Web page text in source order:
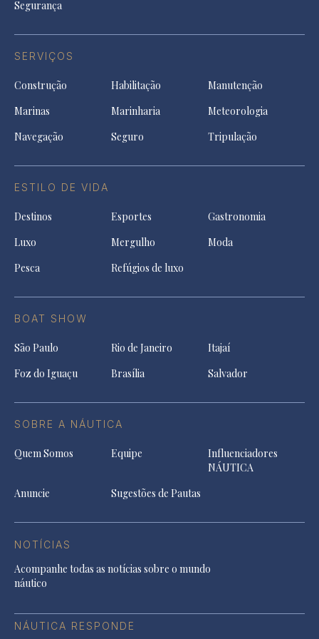
Segurança
SERVIÇOS
Construção Habilitação
Manutenção
Marinas
Marinharia
Meteorologia
Navegação
Seguro Tripulação
ESTILO DE VIDA
Destinos Esportes
Gastronomia
Luxo
Mergulho
Moda
Pesca
Refúgios de luxo
BOAT SHOW
São Paulo Rio de Janeiro
Itajaí
Foz do Iguaçu
Brasília Salvador
SOBRE A NÁUTICA
Quem Somos Equipe
Influenciadores
NÁUTICA
Anuncie
Sugestões de Pautas
NOTÍCIAS
Acompanhe todas as notícias sobre o mundo
náutico
NÁUTICA RESPONDE